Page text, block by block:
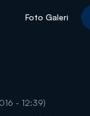
Foto Galeri
- 12:39)